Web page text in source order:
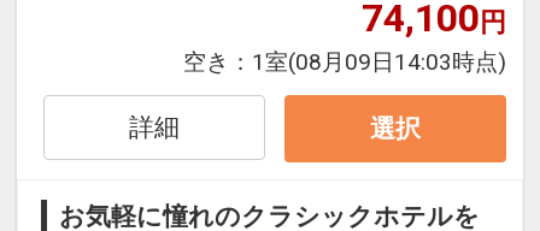
２泊目より１泊につきおひとり様１，０
※割引適用後のご旅行代金は、カレンダ
ーからお進みいただいた後表示される
さい。
74,100円
空き： 1室(08月09日14:03時点)
詳細 選択
お気軽に憧れのクラシックホテルを